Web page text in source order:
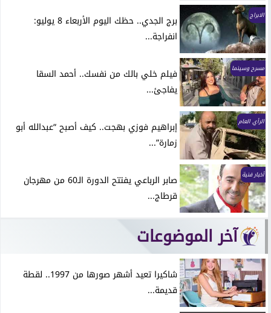
الابراج
برج الجدي.. حظك اليوم الأربعاء 8 يوليو:
انفراجة...
مسرح وسينما
فيلم خلي بالك من نفسك.. أحمد السقا
يفاجئ...
الرأي العام
إبراهيم فوزي بهجت.. كيف أصبح “عبدالله أبو
زمارة”...
أخبار فنية
صابر الرباعي يفتتح الدورة الـ60 من مهرجان
قرطاج...
آخر الموضوعات
شاكيرا تعيد أشهر صورها من 1997.. لقطة
قديمة...